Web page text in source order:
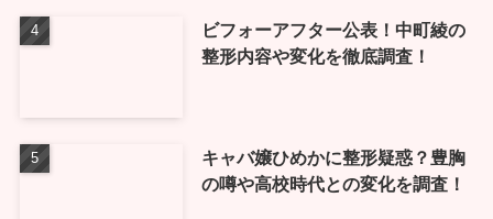
ビフォーアフター公表！中町綾の
整形内容や変化を徹底調査！
キャバ嬢ひめかに整形疑惑？豊胸
の噂や高校時代との変化を調査！